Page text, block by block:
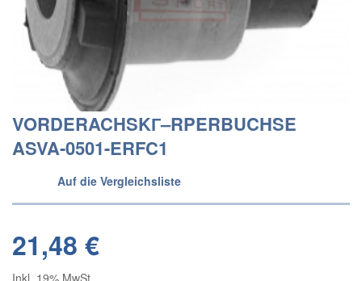
VORDERACHSKГ–RPERBUCHSE
ASVA-0501-ERFC1
Auf die Vergleichsliste
21,48 €
Inkl. 19% MwSt.